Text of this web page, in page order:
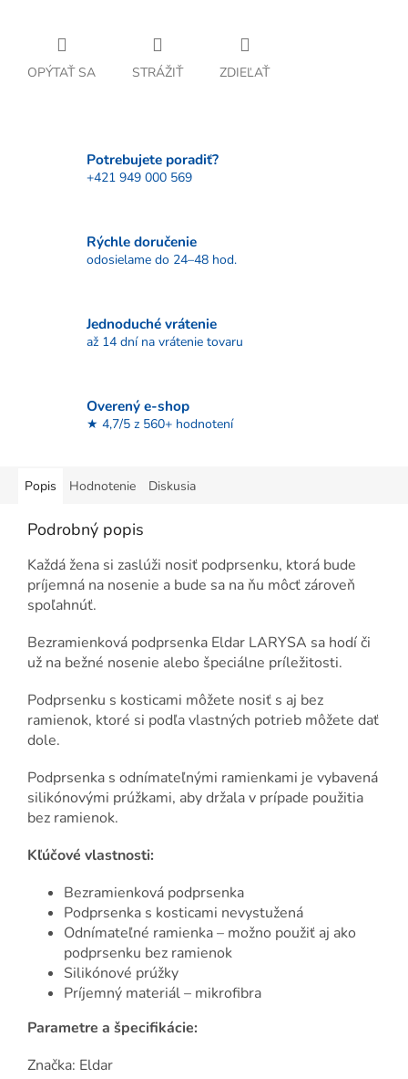
OPÝTAŤ SA STRÁŽIŤ ZDIEĽAŤ
Potrebujete poradiť?
+421 949 000 569
Rýchle doručenie
odosielame do 24–48 hod.
Jednoduché vrátenie
až 14 dní na vrátenie tovaru
Overený e-shop
★ 4,7/5 z 560+ hodnotení
Popis Hodnotenie Diskusia
Podrobný popis
Každá žena si zaslúži nosiť podprsenku, ktorá bude
príjemná na nosenie a bude sa na ňu môcť zároveň
spoľahnúť.
Bezramienková podprsenka Eldar LARYSA sa hodí či
už na bežné nosenie alebo špeciálne príležitosti.
Podprsenku s kosticami môžete nosiť s aj bez
ramienok, ktoré si podľa vlastných potrieb môžete dať
dole.
Podprsenka s odnímateľnými ramienkami je vybavená
silikónovými prúžkami, aby držala v prípade použitia
bez ramienok.
Kľúčové vlastnosti:
Bezramienková podprsenka
Podprsenka s kosticami nevystužená
Odnímateľné ramienka – možno použiť aj ako
podprsenku bez ramienok
Silikónové prúžky
Príjemný materiál – mikrofibra
Parametre a špecifikácie:
Značka: Eldar